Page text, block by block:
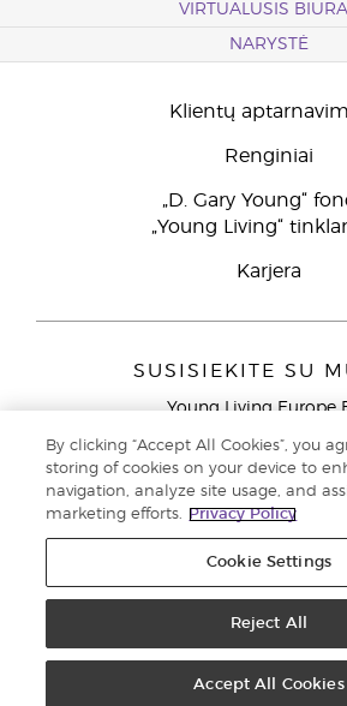
VIRTUALUSIS
NARYSTĖ
Klientų
Renginiai
„D. Gary Young“
„Young Living“
Karjera
SUSISIEKITE SU
Young Living Europe
9727 AJ Groningen
Klientų aptarnavimas (nemokami
telefonų Lietuvoje)
Privatumo politika
By clicking “Accept All Cookies”, you
storing of cookies on your device to
navigation, analyze site usage, and
marketing efforts.
Privacy Policy
Cookie Settings
Reject All
Accept All Cookies